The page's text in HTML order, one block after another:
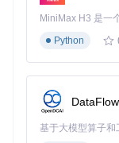
持续优化是量化
策略回测和绩效
现改进空间。
回测时应注意以下
使用至少3个
包含交易成本
进行样本外测
Python
DataFlow
基于大模型算子